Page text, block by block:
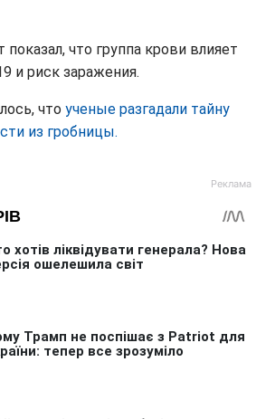
что группа крови влияет
и риск заражения.
что ученые разгадали тайну
из гробницы.